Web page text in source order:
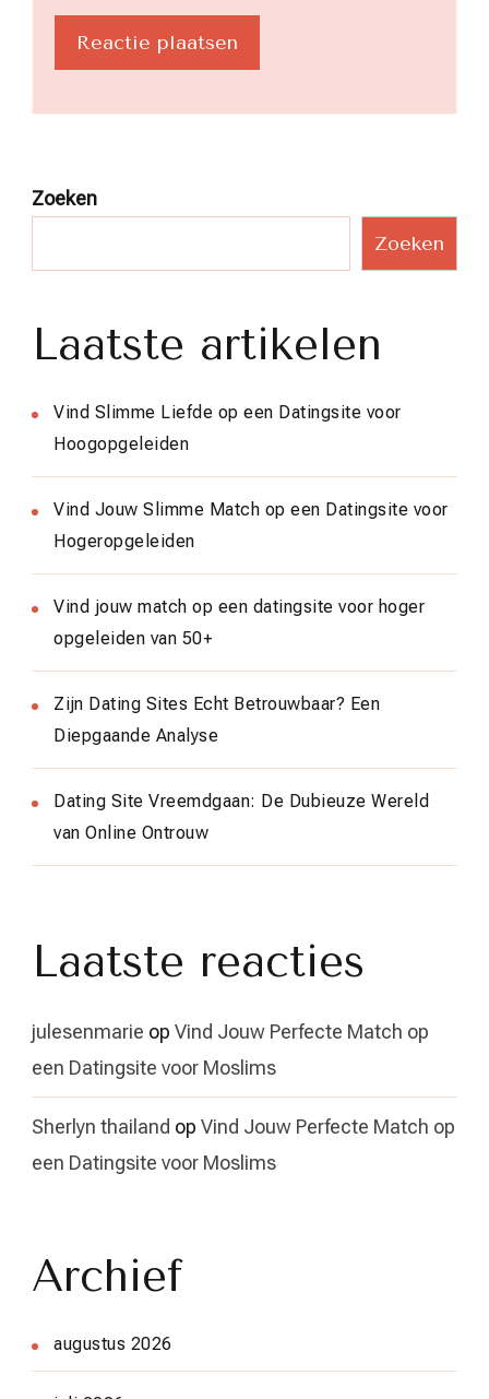
Zoeken
Zoeken
Laatste artikelen
Vind Slimme Liefde op een Datingsite voor
Hoogopgeleiden
Vind Jouw Slimme Match op een Datingsite voor
Hogeropgeleiden
Vind jouw match op een datingsite voor hoger
opgeleiden van 50+
Zijn Dating Sites Echt Betrouwbaar? Een
Diepgaande Analyse
Dating Site Vreemdgaan: De Dubieuze Wereld
van Online Ontrouw
Laatste reacties
julesenmarie op Vind Jouw Perfecte Match op
een Datingsite voor Moslims
Sherlyn thailand op Vind Jouw Perfecte Match op
een Datingsite voor Moslims
Archief
augustus 2026